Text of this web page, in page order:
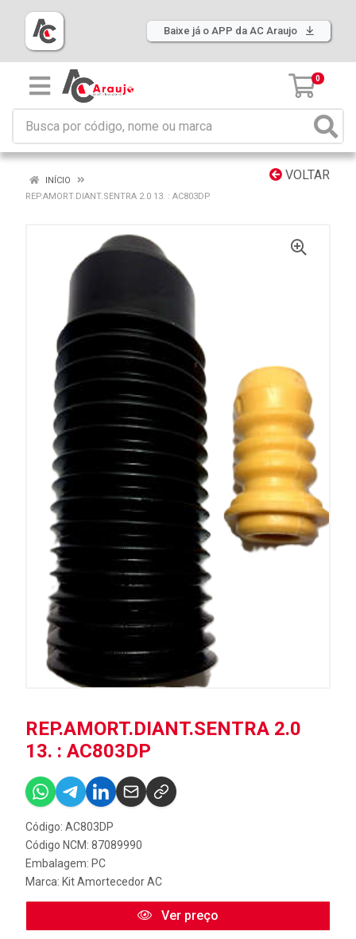
Baixe já o APP da AC Araujo
0
VOLTAR
INÍCIO
REP.AMORT.DIANT.SENTRA 2.0 13. : AC803DP
REP.AMORT.DIANT.SENTRA 2.0
13. : AC803DP
Código: AC803DP
Código NCM: 87089990
Embalagem: PC
Marca: Kit Amortecedor AC
Ver preço